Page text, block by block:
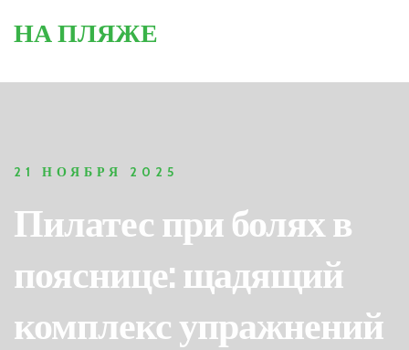
НА ПЛЯЖЕ
21 НОЯБРЯ 2025
Пилатес при болях в
пояснице: щадящий
комплекс упражнений